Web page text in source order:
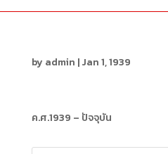
by admin |Jan 1, 1939
ค.ศ.1939 – ปัจจุบัน